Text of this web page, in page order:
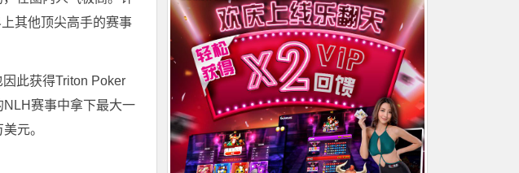
其他顶尖高手的赛事
此获得Triton Poker
赛事中拿下最大一
元。